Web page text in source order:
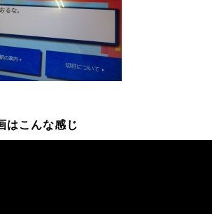
はこんな感じ